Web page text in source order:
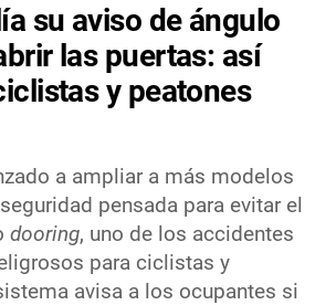
su aviso de ángulo
las puertas: así
y peatones
a ampliar a más modelos
pensada para evitar el
dooring, uno de los accidentes
para ciclistas y
avisa a los ocupantes si